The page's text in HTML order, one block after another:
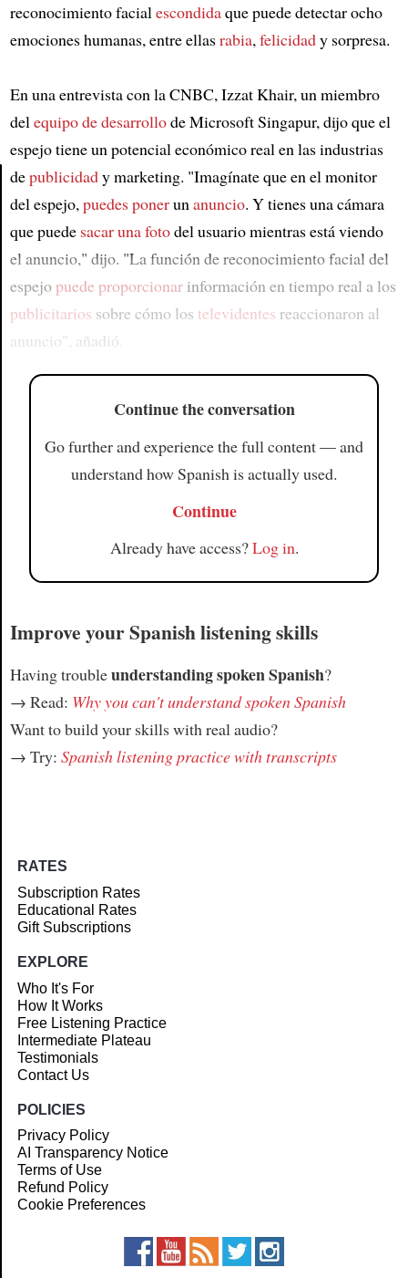
Article
reconocimiento facialescondidaque puede detectar ocho
emociones humanas, entre ellasrabia,felicidady sorpresa.
En una entrevista con la CNBC, Izzat Khair, un miembro
delequipo de desarrollode Microsoft Singapur, dijo que el
espejo tiene un potencial económico real en las industrias
depublicidady marketing. "Imagínate que en el monitor
del espejo,puedes ponerunanuncio. Y tienes una cámara
que puede sacar una fotodel usuario mientras está viendo
el anuncio," dijo. "La función de reconocimiento facial del
espejo puede proporcionarinformación en tiempo real a los
publicitarios sobre cómo los televidentes reaccionaron al
anuncio", añadió.
Continue the conversation
Go further and experience the full content — and
understand how Spanish is actually used.
Continue
Already have access?Log in.
Improve your Spanish listening skills
Having troubleunderstanding spoken Spanish?
→ Read: Why you can't understand spoken Spanish
Want to build your skills with real audio?
→ Try: Spanish listening practice with transcripts
RATES
Subscription Rates
Educational Rates
Gift Subscriptions
EXPLORE
Who It's For
How It Works
Free Listening Practice
Intermediate Plateau
Testimonials
Contact Us
POLICIES
Privacy Policy
AI Transparency Notice
Terms of Use
Refund Policy
Cookie Preferences